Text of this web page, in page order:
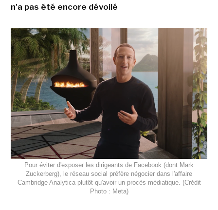
n'a pas été encore dévoilé
Pour éviter d'exposer les dirigeants de Facebook (dont Mark
Zuckerberg), le réseau social préfère négocier dans l'affaire
Cambridge Analytica plutôt qu'avoir un procès médiatique. (Crédit
Photo : Meta)